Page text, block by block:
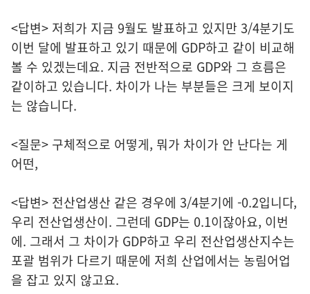
<답변> 저희가 지금 9월도 발표하고 있지만 3/4분기도
이번 달에 발표하고 있기 때문에 GDP하고 같이 비교해
볼 수 있겠는데요. 지금 전반적으로 GDP와 그 흐름은
같이하고 있습니다. 차이가 나는 부분들은 크게 보이지
는 않습니다.
<질문> 구체적으로 어떻게, 뭐가 차이가 안 난다는 게
어떤,
<답변> 전산업생산 같은 경우에 3/4분기에 -0.2입니다,
우리 전산업생산이. 그런데 GDP는 0.1이잖아요, 이번
에. 그래서 그 차이가 GDP하고 우리 전산업생산지수는
포괄 범위가 다르기 때문에 저희 산업에서는 농림어업
을 잡고 있지 않고요.